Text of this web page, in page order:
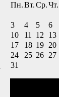
Пн.Вт.Ср.Чт.
3
4 5 6
10
11 12 13
17
18 19 20
24
25 26 27
31